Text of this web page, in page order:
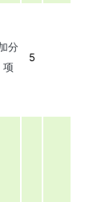
分
项
5